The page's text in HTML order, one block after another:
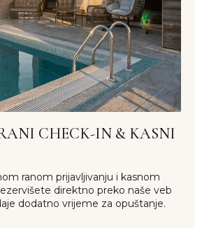
CHECK-IN & KASNI
ranom prijavljivanju i kasnom
direktno preko naše veb
dodatno vrijeme za opuštanje.